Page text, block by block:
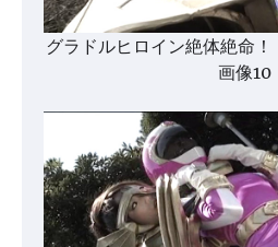
グラドルヒロイン絶体絶命
画像10